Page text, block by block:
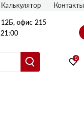
12Б, офис 215
0
Калькулятор Контакты